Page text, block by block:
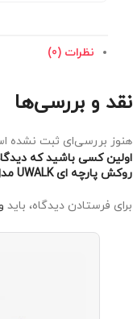
نظرات (0)
نقد و بررسی‌ها
هنوز بررسی‌ای ثبت نشده
اولین کسی باشید که
روکش پارچه ای UWALK مدل ۱۱۵۱”
برای فرستادن دیدگاه، باید